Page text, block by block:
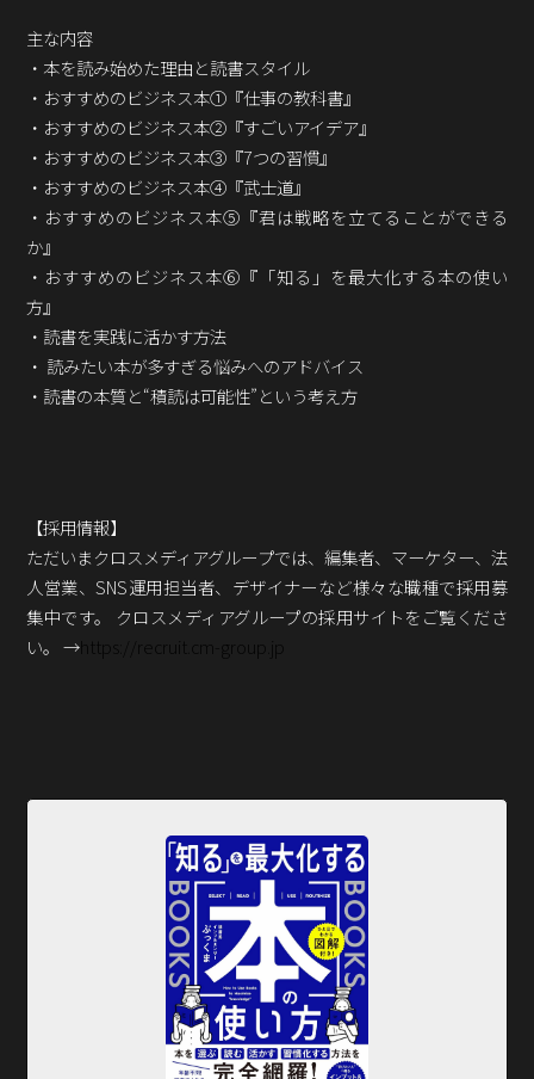
主な内容
・本を読み始めた理由と読書スタイル
・おすすめのビジネス本①『仕事の教科書』
・おすすめのビジネス本②『すごいアイデア』
・おすすめのビジネス本③『7つの習慣』
・おすすめのビジネス本④『武士道』
・おすすめのビジネス本⑤『君は戦略を立てることができる
か』
・おすすめのビジネス本⑥『「知る」を最大化する本の使い
方』
・読書を実践に活かす方法
・ 読みたい本が多すぎる悩みへのアドバイス
・読書の本質と“積読は可能性”という考え方
【採用情報】
ただいまクロスメディアグループでは、編集者、マーケター、法
人営業、SNS運用担当者、デザイナーなど様々な職種で採用募
集中です。 クロスメディアグループの採用サイトをご覧くださ
い。 → https://recruit.cm-group.jp